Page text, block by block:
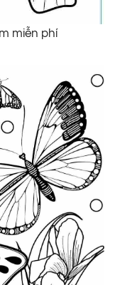
miễn phí